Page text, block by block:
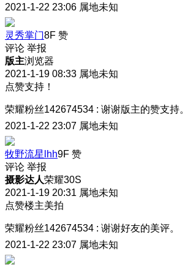
2021-1-22 23:06 属地未知
灵秀掌门8F 赞
评论 举报
版主浏览器
2021-1-19 08:33 属地未知
点赞支持！
荣耀粉丝142674534 : 谢谢版主的赞支持。
2021-1-22 23:07 属地未知
牧野流星lhh9F 赞
评论 举报
摄影达人荣耀30S
2021-1-19 20:31 属地未知
点赞楼主美拍
荣耀粉丝142674534 : 谢谢好友的美评。
2021-1-22 23:07 属地未知